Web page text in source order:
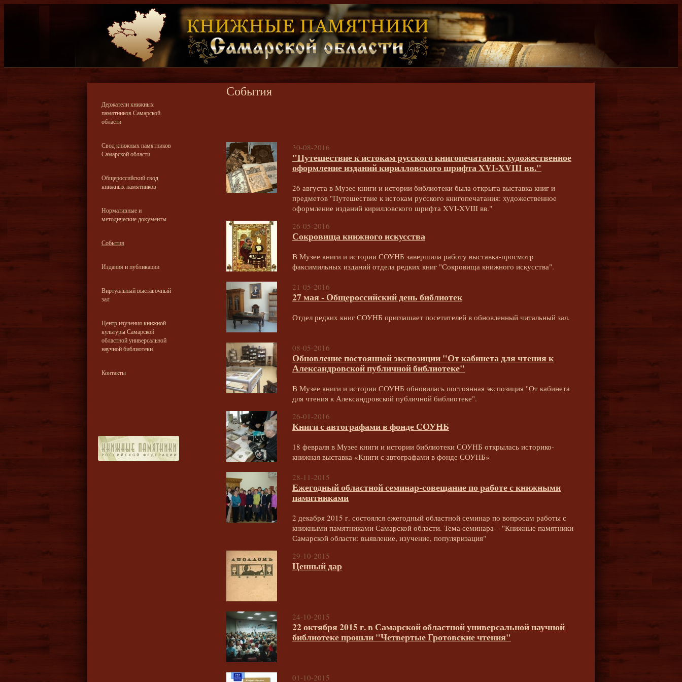
Держатели книжных
памятников Самарской
области
Свод книжных памятников
Самарской области
Общероссийский свод
книжных памятников
Нормативные и
методические документы
События
Издания и публикации
Виртуальный выставочный
зал
Центр изучения книжной
культуры Самарской
областной универсальной
научной библиотеки
Контакты
События
30-08-2016
"Путешествие к истокам русского книгопечатания: художественное
оформление изданий кирилловского шрифта XVI-XVIII вв."
26 августа в Музее книги и истории библиотеки была открыта выставка книг и
предметов "Путешествие к истокам русского книгопечатания: художественное
оформление изданий кирилловского шрифта XVI-XVIII вв."
26-05-2016
Сокровища книжного искусства
В Музее книги и истории СОУНБ завершила работу выставка-просмотр
факсимильных изданий отдела редких книг "Сокровища книжного искусства".
21-05-2016
27 мая - Общероссийский день библиотек
Отдел редких книг СОУНБ приглашает посетителей в обновленный читальный зал.
08-05-2016
Обновление постоянной экспозиции "От кабинета для чтения к
Александровской публичной библиотеке"
В Музее книги и истории СОУНБ обновилась постоянная экспозиция "От кабинета
для чтения к Александровской публичной библиотеке".
26-01-2016
Книги с автографами в фонде СОУНБ
18 февраля в Музее книги и истории библиотеки СОУНБ открылась историко-
книжная выставка «Книги с автографами в фонде СОУНБ»
28-11-2015
Ежегодный областной семинар-совещание по работе с книжными
памятниками
2 декабря 2015 г. состоялся ежегодный областной семинар по вопросам работы с
книжными памятниками Самарской области. Тема семинара – "Книжные памятники
Самарской области: выявление, изучение, популяризация"
29-10-2015
Ценный дар
24-10-2015
22 октября 2015 г. в Самарской областной универсальной научной
библиотеке прошли "Четвертые Гротовские чтения"
01-10-2015